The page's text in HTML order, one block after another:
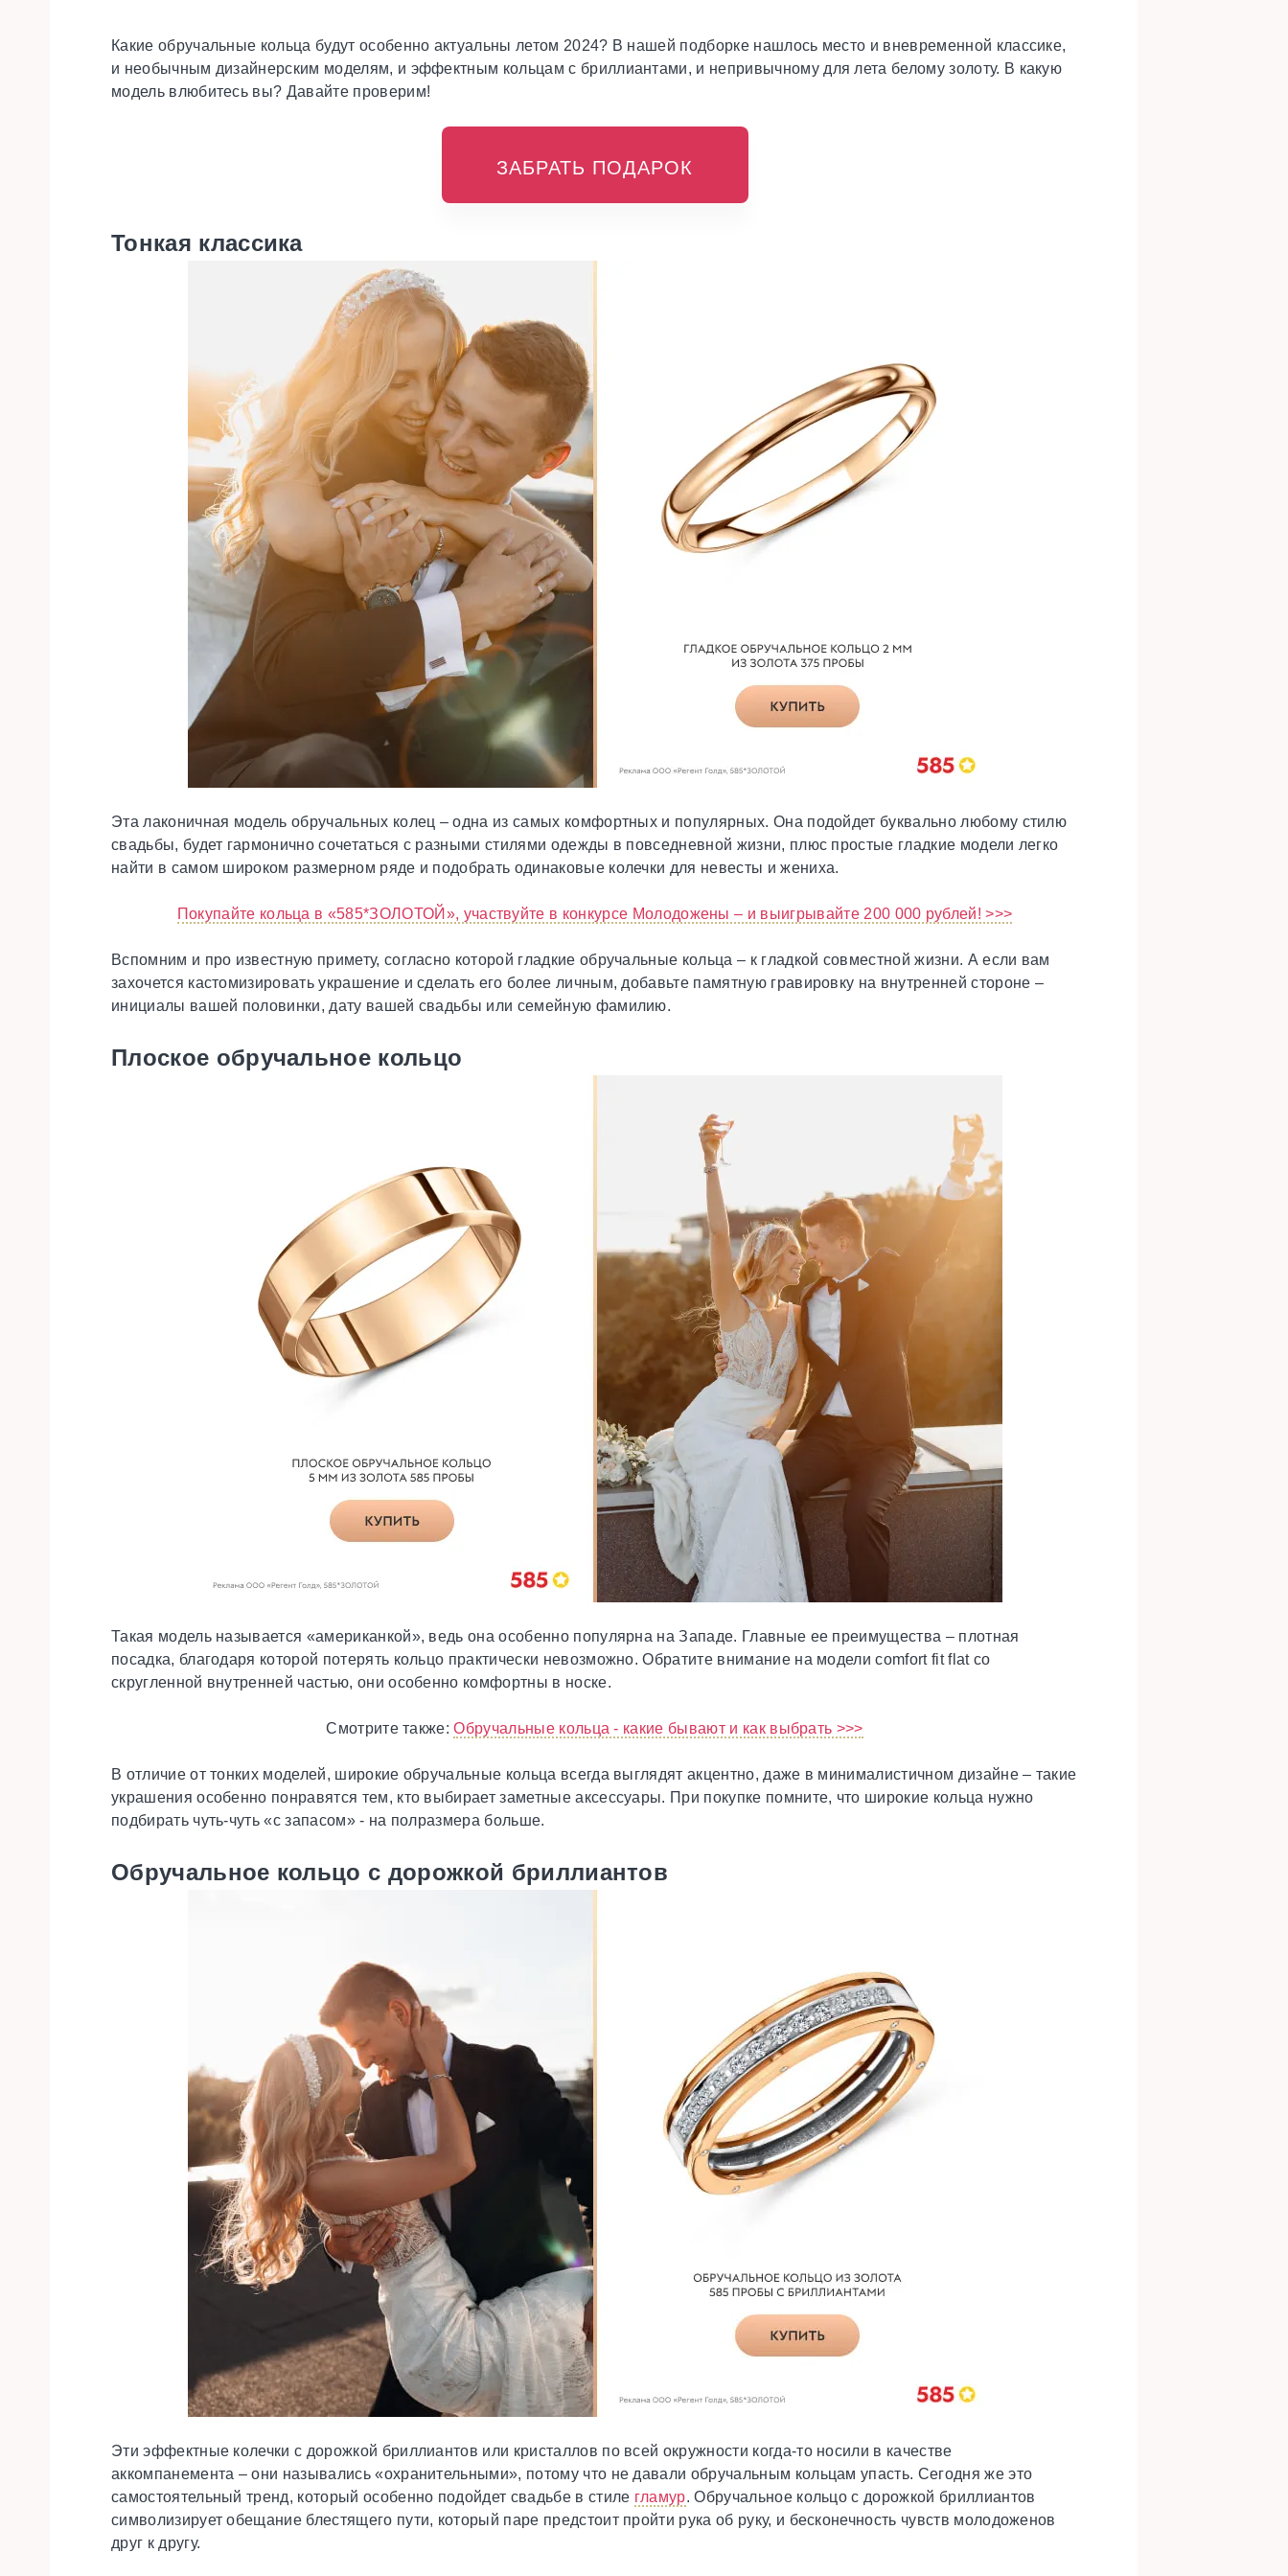
Какие обручальные кольца будут особенно актуальны летом 2024? В нашей подборке нашлось место и вневременной классике,
и необычным дизайнерским моделям, и эффектным кольцам с бриллиантами, и непривычному для лета белому золоту. В какую
модель влюбитесь вы? Давайте проверим!
ЗАБРАТЬ ПОДАРОК
Тонкая классика
Эта лаконичная модель обручальных колец – одна из самых комфортных и популярных. Она подойдет буквально любому стилю
свадьбы, будет гармонично сочетаться с разными стилями одежды в повседневной жизни, плюс простые гладкие модели легко
найти в самом широком размерном ряде и подобрать одинаковые колечки для невесты и жениха.
Покупайте кольца в «585*ЗОЛОТОЙ», участвуйте в конкурсе Молодожены – и выигрывайте 200 000 рублей! >>>
Вспомним и про известную примету, согласно которой гладкие обручальные кольца – к гладкой совместной жизни. А если вам
захочется кастомизировать украшение и сделать его более личным, добавьте памятную гравировку на внутренней стороне –
инициалы вашей половинки, дату вашей свадьбы или семейную фамилию.
Плоское обручальное кольцо
Такая модель называется «американкой», ведь она особенно популярна на Западе. Главные ее преимущества – плотная
посадка, благодаря которой потерять кольцо практически невозможно. Обратите внимание на модели comfort fit flat со
скругленной внутренней частью, они особенно комфортны в носке.
Смотрите также:Обручальные кольца - какие бывают и как выбрать >>>
В отличие от тонких моделей, широкие обручальные кольца всегда выглядят акцентно, даже в минималистичном дизайне – такие
украшения особенно понравятся тем, кто выбирает заметные аксессуары. При покупке помните, что широкие кольца нужно
подбирать чуть-чуть «с запасом» - на полразмера больше.
Обручальное кольцо с дорожкой бриллиантов
Эти эффектные колечки с дорожкой бриллиантов или кристаллов по всей окружности когда-то носили в качестве
аккомпанемента – они назывались «охранительными», потому что не давали обручальным кольцам упасть. Сегодня же это
самостоятельный тренд, который особенно подойдет свадьбе в стиле гламур. Обручальное кольцо с дорожкой бриллиантов
символизирует обещание блестящего пути, который паре предстоит пройти рука об руку, и бесконечность чувств молодоженов
друг к другу.